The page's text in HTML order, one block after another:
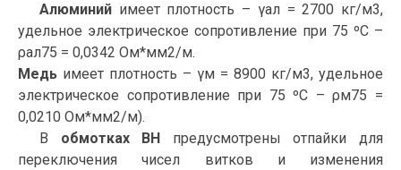
Алюминий имеет плотность – γал = 2700 кг/м3,
удельное электрическое сопротивление при 75 ºC –
ρал75 = 0,0342 Ом*мм2/м.
Медь имеет плотность – γм = 8900 кг/м3, удельное
электрическое сопротивление при 75 ºC – ρм75 =
0,0210 Ом*мм2/м).
В обмотках ВН
предусмотрены отпайки для
переключения чисел витков и изменения